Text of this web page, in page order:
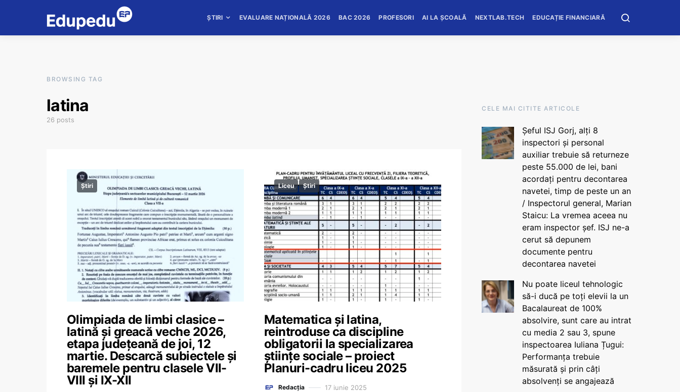
ȘTIRI EVALUARE NAȚIONALĂ 2026 BAC 2026 PROFESORI AI LA ȘCOALĂ NEXTLAB.TECH EDUCAȚIE FINANCIARĂ
BROWSING TAG
latina
26 posts
Știri
Olimpiada de limbi clasice –
latină și greacă veche 2026,
etapa județeană de joi, 12
martie. Descarcă subiectele și
baremele pentru clasele VII-
VIII și IX-XII
Liceu Știri
Matematica și latina,
reintroduse ca discipline
obligatorii la specializarea
științe sociale – proiect
Planuri-cadru liceu 2025
Redacția 17 iunie 2025
CELE MAI CITITE ARTICOLE
Șeful ISJ Gorj, alți 8
inspectori și personal
auxiliar trebuie să returneze
peste 55.000 de lei, bani
acordați pentru decontarea
navetei, timp de peste un an
/ Inspectorul general, Marian
Staicu: La vremea aceea nu
eram inspector șef. ISJ ne-a
cerut să depunem
documente pentru
decontarea navetei
Nu poate liceul tehnologic
să-i ducă pe toți elevii la un
Bacalaureat de 100%
absolvire, sunt care au intrat
cu media 2 sau 3, spune
inspectoarea Iuliana Țugui:
Performanța trebuie
măsurată și prin câți
absolvenți se angajează